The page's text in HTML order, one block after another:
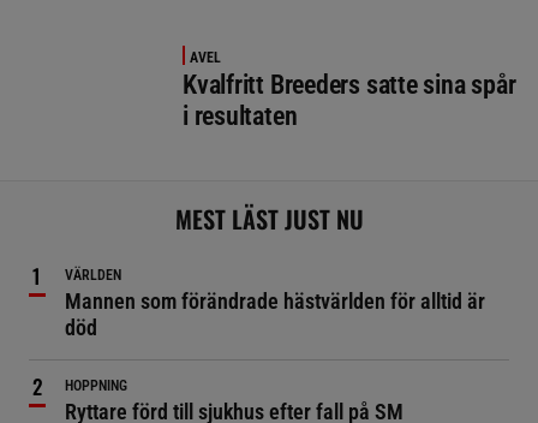
AVEL
Kvalfritt Breeders satte sina spår
i resultaten
MEST LÄST JUST NU
VÄRLDEN
Mannen som förändrade hästvärlden för alltid är
död
HOPPNING
Ryttare förd till sjukhus efter fall på SM